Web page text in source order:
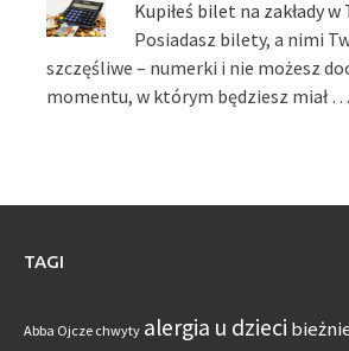
Kupiłeś bilet na zakłady w
Posiadasz bilety, a nimi
szczęśliwe – numerki i nie możesz
momentu, w którym będziesz miał …
TAGI
Abba Ojcze chwyty alergia u dzieci